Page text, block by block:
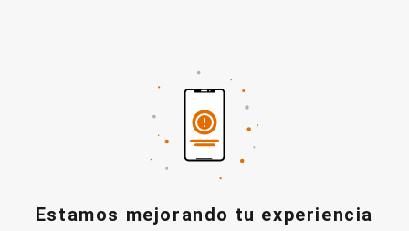
Estamos mejorando tu experiencia